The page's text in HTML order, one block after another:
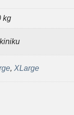
kg
, XLarge